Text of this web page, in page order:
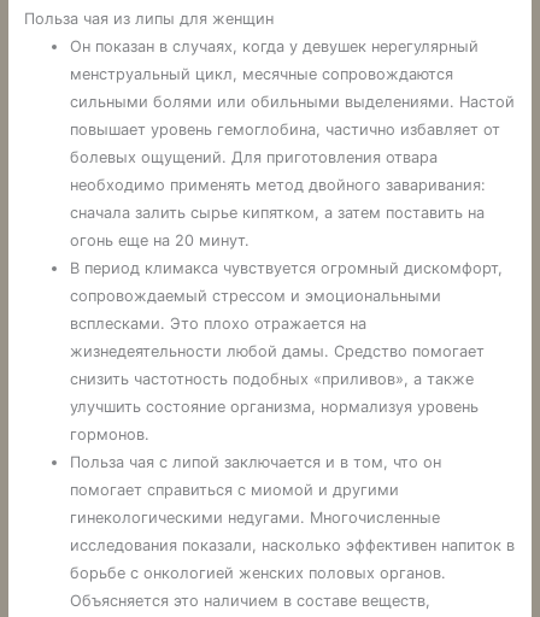
Польза чая из липы для женщин
Он показан в случаях, когда у девушек нерегулярный
менструальный цикл, месячные сопровождаются
сильными болями или обильными выделениями. Настой
повышает уровень гемоглобина, частично избавляет от
болевых ощущений. Для приготовления отвара
необходимо применять метод двойного заваривания:
сначала залить сырье кипятком, а затем поставить на
огонь еще на 20 минут.
В период климакса чувствуется огромный дискомфорт,
сопровождаемый стрессом и эмоциональными
всплесками. Это плохо отражается на
жизнедеятельности любой дамы. Средство помогает
снизить частотность подобных «приливов», а также
улучшить состояние организма, нормализуя уровень
гормонов.
Польза чая с липой заключается и в том, что он
помогает справиться с миомой и другими
гинекологическими недугами. Многочисленные
исследования показали, насколько эффективен напиток в
борьбе с онкологией женских половых органов.
Объясняется это наличием в составе веществ,